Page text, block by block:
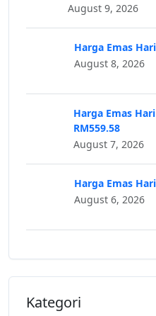
August 9, 2026
Harga Emas
August 8, 2026
Harga Emas
RM559.58
August 7, 2026
Harga Emas
August 6, 2026
Kategori